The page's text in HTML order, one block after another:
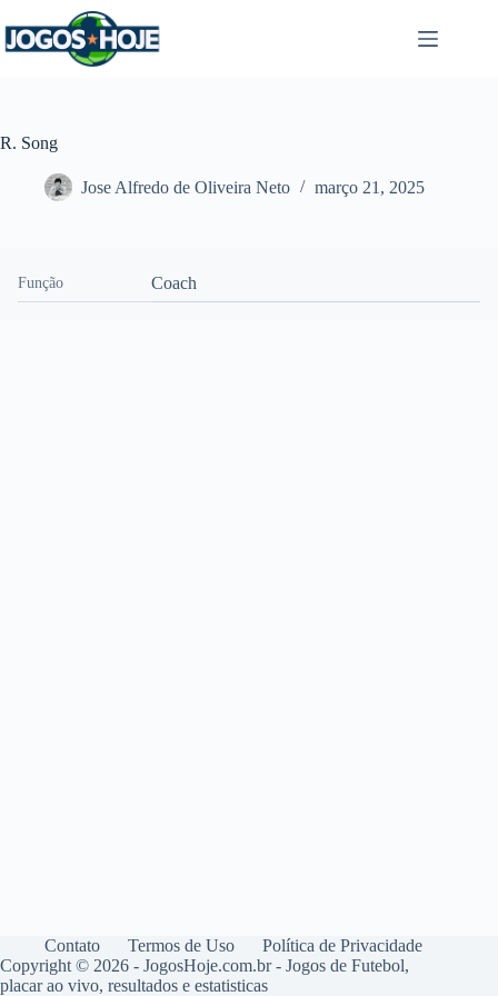
para
o
R. Song
Jose Alfredo de Oliveira Neto março 21, 2025
Função Coach
Contato Termos de Uso
Política de Privacidade
Copyright © 2026 - JogosHoje.com.br - Jogos de Futebol,
placar ao vivo, resultados e estatisticas